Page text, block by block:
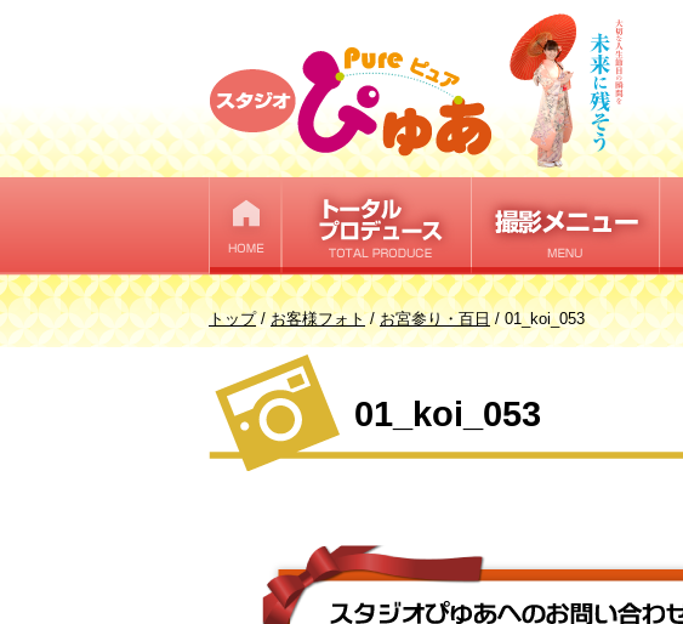
現
在
位
置：
トップ/お客様フォト/お宮参り・百日/01_koi_053
01_koi_053